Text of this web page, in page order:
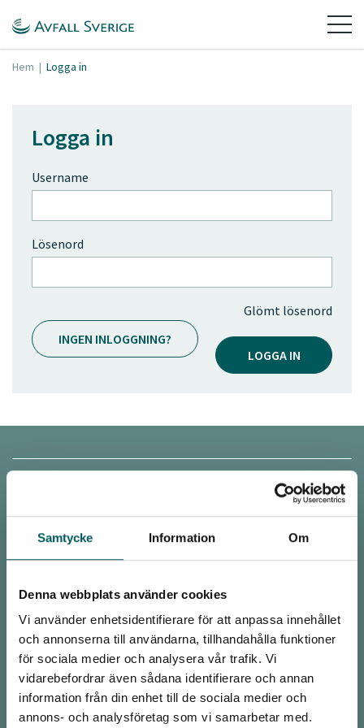
Samtycke Information Om
Denna webbplats använder cookies
Vi använder enhetsidentifierare för att anpassa innehållet
och annonserna till användarna, tillhandahålla funktioner
för sociala medier och analysera vår trafik. Vi
vidarebefordrar även sådana identifierare och annan
information från din enhet till de sociala medier och
annons- och analysföretag som vi samarbetar med.
Hem | Logga in
Logga in
Username
Lösenord
Glömt lösenord
INGEN INLOGGNING?
LOGGA IN
KONTAKT
Avfall Sverige
Baltzarsgatan 25
Stockholm
Avfall Sverige
Drottninggatan 33
111 51 Stockholm
office@avfallsverige.se